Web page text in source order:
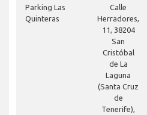
Parking Las
Quinteras
Calle
Herradores,
11, 38204
San
Cristóbal
de La
Laguna
(Santa Cruz
de
Tenerife),